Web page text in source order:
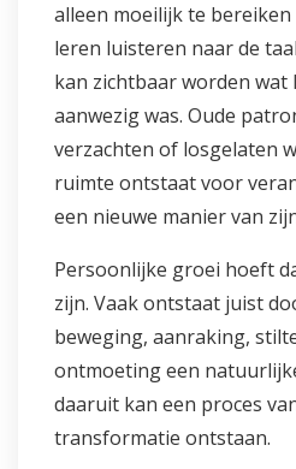
alleen moeilijk te bereiken
leren luisteren naar de
kan zichtbaar worden
aanwezig was. Oude
verzachten of losgelaten
ruimte ontstaat voor
een nieuwe manier van
Persoonlijke groei hoeft
zijn. Vaak ontstaat juist
beweging, aanraking,
ontmoeting een
daaruit kan een proces
transformatie ontstaan.